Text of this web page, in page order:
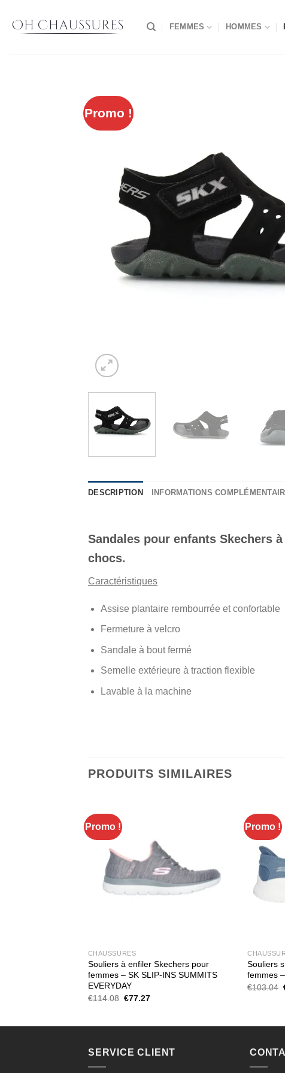
contenu
FEMMES HOMMES
Promo !
DESCRIPTION INFORMATIONS
Sandales pour enfants Skechers
chocs.
Caractéristiques
Assise plantaire rembourrée et confortable
Fermeture à velcro
Sandale à bout fermé
Semelle extérieure à traction flexible
Lavable à la machine
PRODUITS SIMILAIRES
Promo !
CHAUSSURES
Souliers à enfiler Skechers pour
femmes – SK SLIP-INS SUMMITS
EVERYDAY
€114.08 Le
€77.27Le
Promo !
Souliers
femmes
€103.04
SERVICE CLIENT